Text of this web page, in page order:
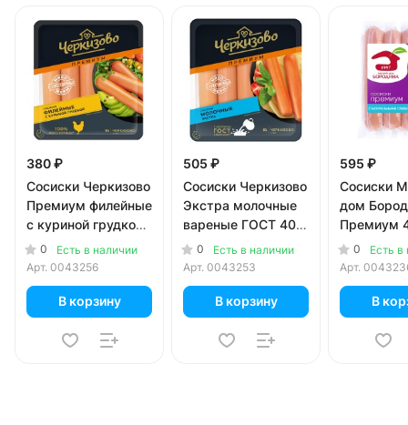
380 ₽
Сосиски Черкизово
Премиум филейные
с куриной грудкой
270 гр
0
Есть в наличии
Арт. 0043256
В корзину
505 ₽
Сосиски Черкизово
Экстра молочные
вареные ГОСТ 400
гр 0
Есть в наличии
Арт. 0043253
В корзину
595 ₽
Сосиски
дом
Премиум
0
Есть в
Арт.
В